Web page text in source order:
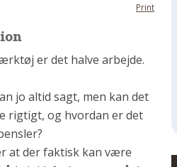
Print
er det halve arbejde.
jo altid sagt, men kan det
rigtigt, og hvordan er det
at der faktisk kan være